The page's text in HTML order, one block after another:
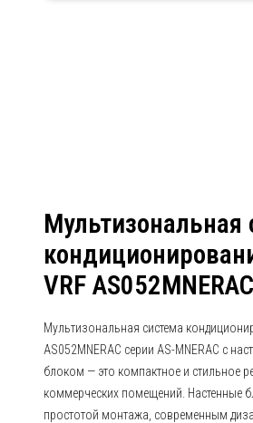
Мультизональная
VRF AS052MNERAC
Мультизональная система
AS052MNERAC серии AS-MNERAC с
блоком — это компактное и стильное
коммерческих помещений. Настенные
простотой монтажа, современным